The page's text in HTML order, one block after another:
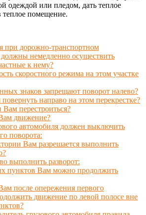
одеждой или пледом, дать теплое
теплое помещение.
при дорожно-транспортном
немедленно осуществить
к нему?
скоростного режима на этом участке
знаков запрещают поворот налево?
направо на этом перекрестке?
Вам перестроиться?
движение?
автомобиля должен выключить
поворота:
Вам разрешается выполнить
выполнить разворот:
пунктов Вам можно продолжить
после опережения первого
движение по левой полосе вне